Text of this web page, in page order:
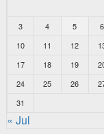
3
4 5 6
10
11 12
17
18 19
24
25 26
31
« Jul